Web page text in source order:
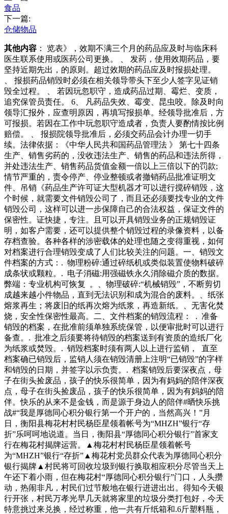
食品
下一篇:
仓储物品
其他内容 ： 览表》，效期不满三个月的药品应及时与临床科
医生联系使用或医药公司更换。 、 发药，使用效期药品，要
坚持近期先出，的原则。超过效期的药品应及时报损处理。
、 报损药品销毁时必须在相关领导带头下至少人签字见证销
毁全过程。 、 若因玩忽职守，造成药品过期、霉烂、变质，
追究保管员责任。 6、 凡药品失效、霉变、昆虫咬。除及时向
领导汇报外，应查明原因，再填写报损单。经领导批准后，方
可报损。若因在工作中玩忽职守造成者，负责人要酌情按比例
赔偿。 、 报损院领导批准后，必须交药品会计办理一切手
续。法律依据：《中华人民共和国药品管理法 》 第七十四条
生产、销售劣药的，没收违法生产、销售的药品和违法所得，
并处违法生产、销售药品货值金额一倍以上三倍以下的罚款;
情节严重的，责令停产、停业整顿或者撤销药品批准证明文
件、吊销《药品生产许可证大型机器才可以进行搅碎销毁，这
个时候，就需要文件销毁公司了，而且还必须要找专业的文件
销毁公司，这样可以进一步保障自己的合法权益，保证文件的
保密性。证快捷，专注。且可以开具销毁业务的正规销毁证
明，如客户需要，还可以提供整个销毁过程的录像资料，以备
存档查验。各种各样的涉密载体的处理也随之变得重视，如何
对档案进行合理销毁变成了人们比较关注的问题。一、销毁文
件档案的方式：. 物理粉碎:通过碎纸机或类似装置使物料破碎
成条状或颗粒。. 电子消磁:用强磁铁永久消除磁介质的数据。
弊端：专业机构可恢复 。、物理破碎:“机械销毁”，不断剪切
成越来越小件物品，直到无法识别和成为混合的废料。、纸张
熔浆再生；将废旧的纸再次熔为纸浆，再造新纸。、无害化焚
烧，安全性保密性最高。二、文件档案的销毁流程： . 准备
销毁的档案，在批准前须单独系统保管，以便审批时可以进行
备查。. 批准之后须要将待销毁的档案送到有资质的造纸厂化
为纸浆或焚毁。. 销毁档案时须有两人以上进行监销， 直至
档案确已销毁后，监销人须在销毁清册上注明“已销毁”的字样
和销毁的日期，并签字以示负责。. 档案销毁后要深夜点，母
子在街头捡废品，孩子的快乐很简单，因为有妈妈的陪伴深夜
点，母子在街头捡废品，孩子的快乐很简单，因为有妈妈的陪
伴。快乐的从来不是金钱，而是源于身边人的陪伴#晒快乐挑
战#“我是厚德同心积分银行第一个开户的，当然高兴！”月
日，衡阳县梅花村村民杨臣星领着帐号为“MHZH”银行“存
折”乐呵呵地说道。当日，衡阳县“厚德同心积分银行”首家支
行在梅花村揭牌运营。▲梅花村村民杨臣星领着帐号
为“MHZH”银行“存折”▲梅花村党员群众代表为厚德同心积分
银行揭牌▲村民将可回收垃圾到银行换取相应积分尽管当天上
午还下着小雨，但在梅花村“厚德同心积分银行”门口，人头攒
动，热闹非凡，村民们过节般地在银行进进出出。得知今天银
行开张，村民万孝光早几天就将家里的垃圾分类打包好，今天
特意挑过来兑换，经过称重，他一共有斤纸箱和.6斤塑料瓶，